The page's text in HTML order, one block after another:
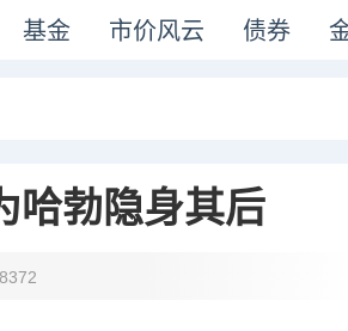
基金 市价风云 债券
哈勃隐身其后